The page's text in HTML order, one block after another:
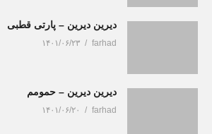
دیرین دیرین – پارتی قطبی
farhad ۱۴۰۱/۰۶/۲۳
دیرین دیرین – حمومم
farhad ۱۴۰۱/۰۶/۲۰